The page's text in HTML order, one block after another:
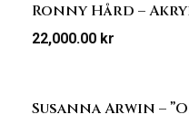
Ronny Hård –
22,000.00 kr
Susanna Arwin –